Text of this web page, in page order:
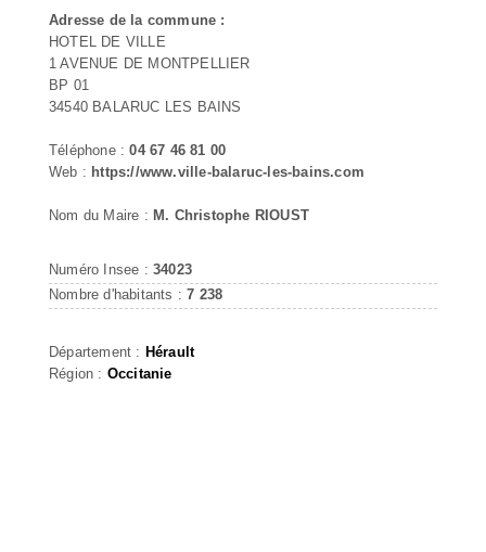
Adresse de la commune :
HOTEL DE VILLE
1 AVENUE DE MONTPELLIER
BP 01
34540 BALARUC LES BAINS
Téléphone :04 67 46 81 00
Web : https://www.ville-balaruc-les-bains.com
Nom du Maire : M. Christophe RIOUST
Numéro Insee : 34023
Nombre d'habitants :7 238
Département : Hérault
Région : Occitanie